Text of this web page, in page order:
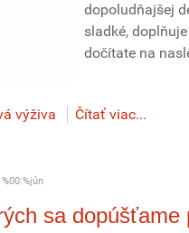
dopoludňajšej
sladké,
dočítate na
výživa Čítať viac...
sa